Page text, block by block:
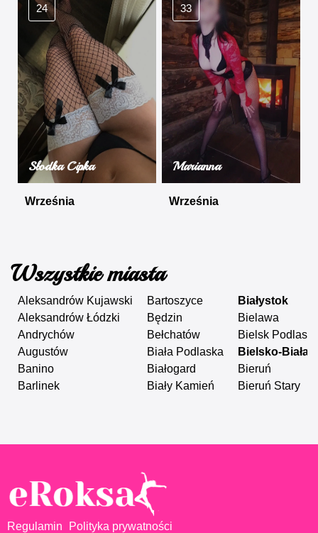
24
Słodka Cipka
Września
33
Marianna
Września
Wszystkie miasta
Aleksandrów Kujawski
Aleksandrów Łódzki
Andrychów
Augustów
Banino
Barlinek
Bartoszyce
Będzin
Bełchatów
Biała Podlaska
Białogard
Biały Kamień
Białystok
Bielawa
Bielsk Podlaski
Bielsko-Biała
Bieruń
Bieruń Stary
Regulamin Polityka prywatności